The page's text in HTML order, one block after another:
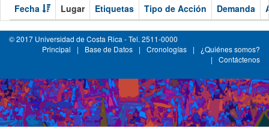
Fecha Lugar Etiquetas Tipo de Acción Demanda
© 2017 Universidad de Costa Rica - Tel. 2511-0000
Principal
| Base de Datos | Cronologías |
¿Quiénes somos?
|
Contáctenos